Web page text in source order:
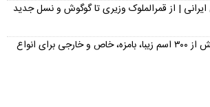
| از قمرالملوک وزیری تا گوگوش و نسل جدید
اسم برای طوطی | بیش از ۳۰۰ اسم زیبا، بامزه، خاص و خارجی برای انواع